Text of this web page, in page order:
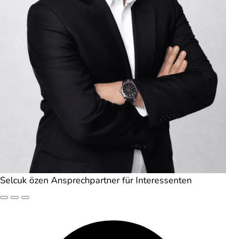
Selcuk özen Ansprechpartner für Interessenten